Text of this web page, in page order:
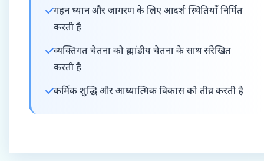
गहन ध्यान और जागरण के लिए आदर्श स्थितियाँ निर्मित
करती है
व्यक्तिगत चेतना को ब्रह्मांडीय चेतना के साथ संरेखित
करती है
कर्मिक शुद्धि और आध्यात्मिक विकास को तीव्र करती है